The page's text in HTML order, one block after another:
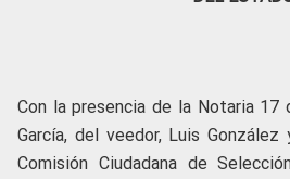
Con la presencia de la Notaria 17
García, del veedor, Luis
Comisión Ciudadana de